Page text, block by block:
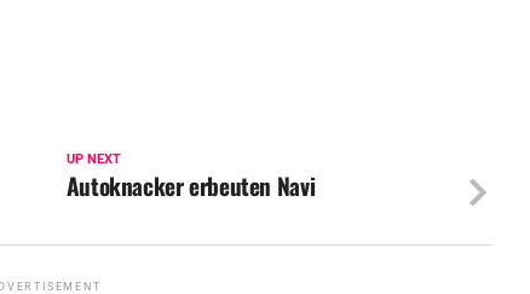
UP NEXT
Autoknacker erbeuten Navi